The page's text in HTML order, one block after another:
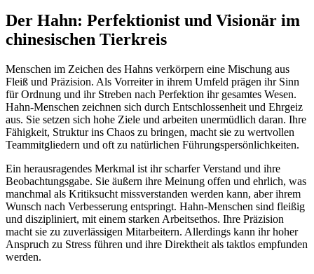
Der Hahn: Perfektionist und Visionär im
chinesischen Tierkreis
Menschen im Zeichen des Hahns verkörpern eine Mischung aus
Fleiß und Präzision. Als Vorreiter in ihrem Umfeld prägen ihr Sinn
für Ordnung und ihr Streben nach Perfektion ihr gesamtes Wesen.
Hahn-Menschen zeichnen sich durch Entschlossenheit und Ehrgeiz
aus. Sie setzen sich hohe Ziele und arbeiten unermüdlich daran. Ihre
Fähigkeit, Struktur ins Chaos zu bringen, macht sie zu wertvollen
Teammitgliedern und oft zu natürlichen Führungspersönlichkeiten.
Ein herausragendes Merkmal ist ihr scharfer Verstand und ihre
Beobachtungsgabe. Sie äußern ihre Meinung offen und ehrlich, was
manchmal als Kritiksucht missverstanden werden kann, aber ihrem
Wunsch nach Verbesserung entspringt. Hahn-Menschen sind fleißig
und diszipliniert, mit einem starken Arbeitsethos. Ihre Präzision
macht sie zu zuverlässigen Mitarbeitern. Allerdings kann ihr hoher
Anspruch zu Stress führen und ihre Direktheit als taktlos empfunden
werden.